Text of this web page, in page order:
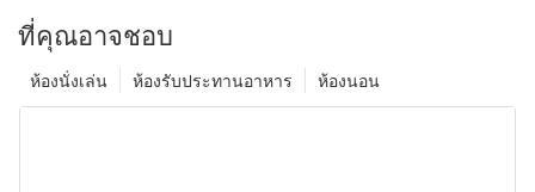
ที่คุณอาจชอบ
ห้องนอน
ห้องรับประทานอาหาร
ห้องนั่งเล่น